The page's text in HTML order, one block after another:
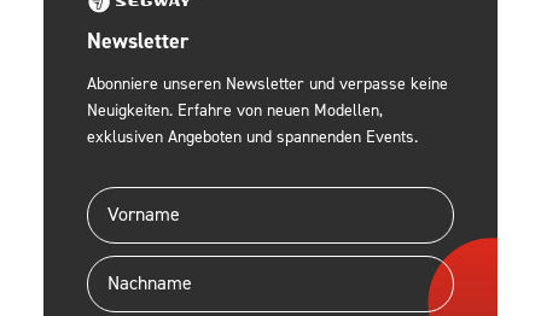
Newsletter
Abonniere unseren Newsletter und verpasse keine
Neuigkeiten. Erfahre von neuen Modellen,
exklusiven Angeboten und spannenden Events.